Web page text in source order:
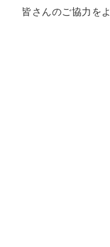
皆さんのご協力を